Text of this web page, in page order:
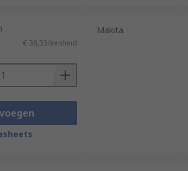
€ 38,33/eenheid
Makita